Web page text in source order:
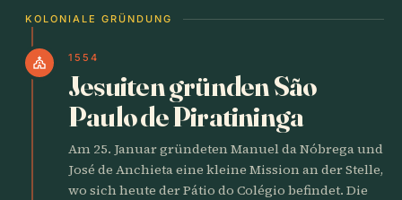
KOLONIALE GRÜNDUNG
church 1554
Jesuiten gründen São
Paulo de Piratininga
Am 25. Januar gründeten Manuel da Nóbrega und
José de Anchieta eine kleine Mission an der Stelle,
wo sich heute der Pátio do Colégio befindet. Die